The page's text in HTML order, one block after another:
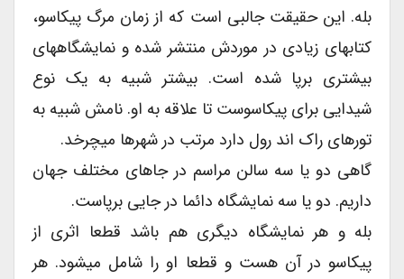
بله. این حقیقت جالبی است که از زمان مرگ پیکاسو،
کتابهای زیادی در موردش منتشر شده و نمایشگاههای
بیشتری برپا شده است. بیشتر شبیه به یک نوع
شیدایی برای پیکاسوست تا علاقه به او. نامش شبیه به
تورهای راک اند رول دارد مرتب در شهرها میچرخد.
گاهی دو یا سه سالن مراسم در جاهای مختلف جهان
داریم. دو یا سه نمایشگاه دائما در جایی برپاست.
بله و هر نمایشگاه دیگری هم باشد قطعا اثری از
پیکاسو در آن هست و قطعا او را شامل میشود. هر